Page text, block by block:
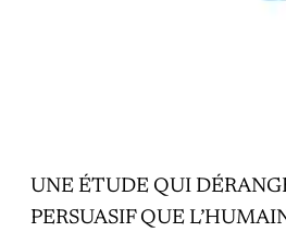
UNE ÉTUDE QUI
PERSUASIF QUE